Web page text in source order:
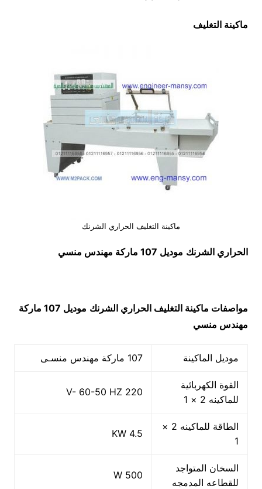
ماكينة التغليف
ماكينة التغليف الحراري الشرنك
الحراري الشرنك موديل 107 ماركة مهندس منسي
مواصفات ماكينة التغليف الحراري الشرنك
موديل 107 ماركة
مهندس منسي
موديل الماكينة 107 ماركة مهندس منسـى
القوة الكهربائية
للماكينه 2 × 1
220 V- 60-50 HZ
الطاقة للماكينه 2 ×
1
4.5 KW
السخان المتواجد
للقطاعه المدمجه
500 W